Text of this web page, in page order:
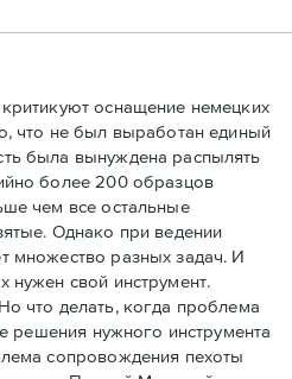
оснащение немецких
что не был выработан единый
была вынуждена распылять
более 200 образцов
чем все остальные
Однако при ведении
множество разных задач. И
нужен свой инструмент.
что делать, когда проблема
решения нужного инструмента
сопровождения пехоты